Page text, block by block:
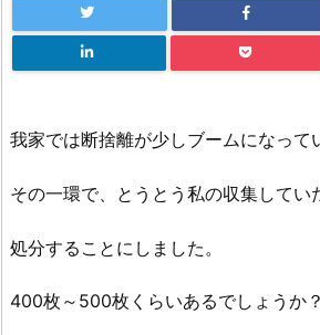
我家では断捨離が少しブームになって
その一環で、とうとう私の収集してい
処分することにしました。
400枚～500枚くらいあるでしょうか？